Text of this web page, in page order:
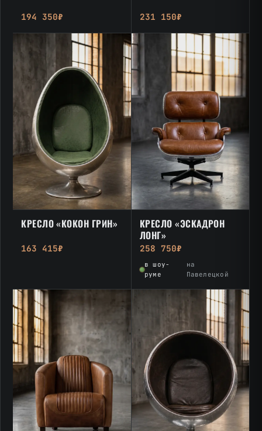
194 350₽ 231 150₽
КРЕСЛО «КОКОН ГРИН»
163 415₽
КРЕСЛО «ЭСКАДРОН
ЛОНГ»
258 750₽
в шоу-
руме
на
Павелецкой